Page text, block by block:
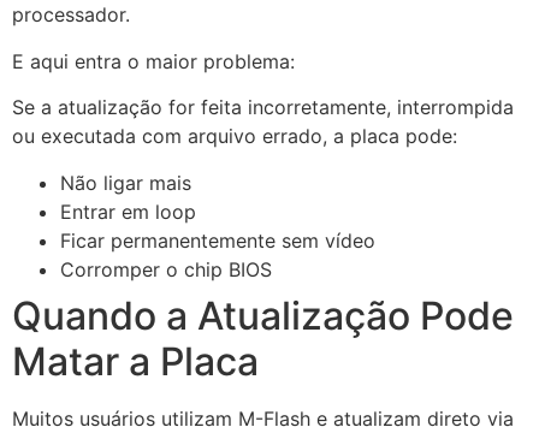
processador.
E aqui entra o maior problema:
Se a atualização for feita incorretamente, interrompida
ou executada com arquivo errado, a placa pode:
Não ligar mais
Entrar em loop
Ficar permanentemente sem vídeo
Corromper o chip BIOS
Quando a Atualização Pode
Matar a Placa
Muitos usuários utilizam M-Flash e atualizam direto via